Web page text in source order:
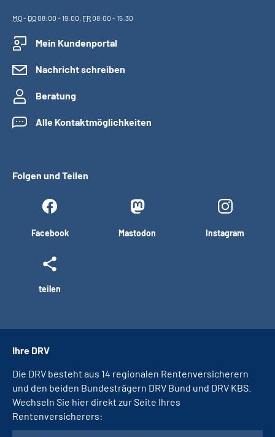
MO- DO08:00 - 19:00, FR08:00 - 15:30
Mein Kundenportal
Nachricht schreiben
Beratung
Alle Kontaktmöglichkeiten
Folgen und Teilen
Facebook Mastodon Instagram
teilen
Ihre DRV
Die DRV besteht aus 14 regionalen Rentenversicherern
und den beiden Bundesträgern DRV Bund und DRV KBS.
Wechseln Sie hier direkt zur Seite Ihres
Rentenversicherers: